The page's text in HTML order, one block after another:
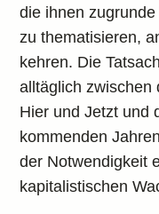
die ihnen
zu thematisieren,
kehren. Die
alltäglich zwischen
Hier und Jetzt und
kommenden
der Notwendigkeit
kapitalistischen